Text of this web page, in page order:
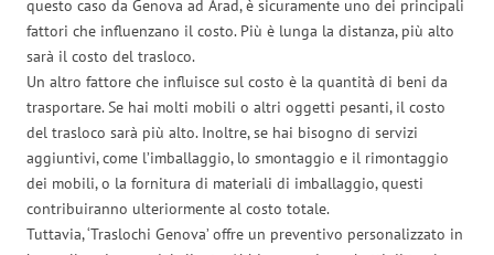
questo caso da Genova ad Arad, è sicuramente uno dei principali
fattori che influenzano il costo. Più è lunga la distanza, più alto
sarà il costo del trasloco.
Un altro fattore che influisce sul costo è la quantità di beni da
trasportare. Se hai molti mobili o altri oggetti pesanti, il costo
del trasloco sarà più alto. Inoltre, se hai bisogno di servizi
aggiuntivi, come l’imballaggio, lo smontaggio e il rimontaggio
dei mobili, o la fornitura di materiali di imballaggio, questi
contribuiranno ulteriormente al costo totale.
Tuttavia, ‘Traslochi Genova’ offre un preventivo personalizzato in